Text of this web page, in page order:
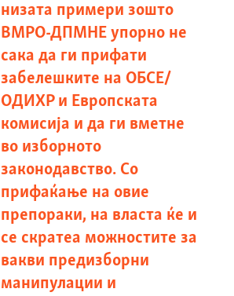
низата примери зошто
ВМРО-ДПМНЕ упорно не
сака да ги прифати
забелешките на ОБСЕ/
ОДИХР и Европската
комисија и да ги вметне
во изборното
законодавство. Со
прифаќање на овие
препораки, на власта ќе и
се скратеа можностите за
вакви предизборни
манипулации и